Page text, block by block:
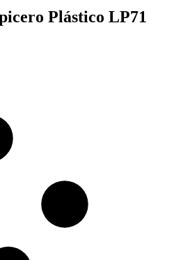
Plástico LP71